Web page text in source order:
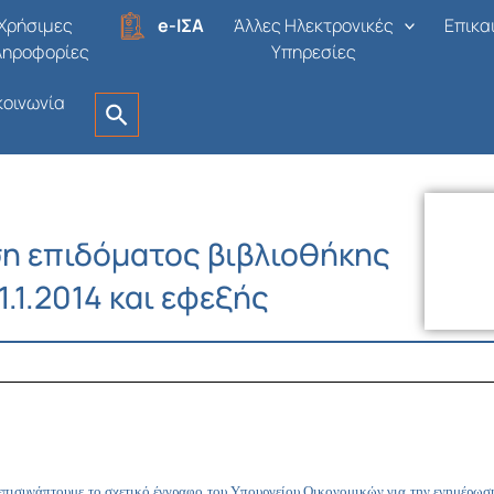
e-ΙΣΑ
Άλλες Ηλεκτρονικές
Υπηρεσίες
επιδόματος βιβλιοθήκης
και εφεξής